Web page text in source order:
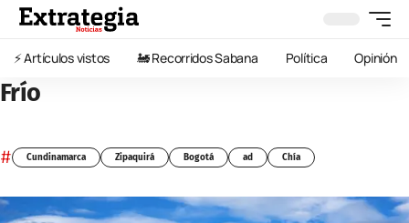
⚡️ Artículos vistos 🚂 Recorridos Sabana Política Opinión
Frío
# Cundinamarca Zipaquirá Bogotá ad Chía